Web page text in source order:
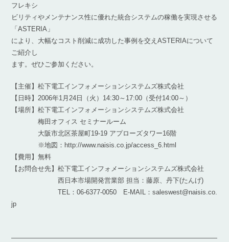
フレキシ
ビリティやメンテナンス性に優れた統合システムの稼働を実現させる
「ASTERIA」
により、大幅なコスト削減に成功した事例を交えASTERIAについて
ご紹介し
ます。ぜひご参加ください。
【主催】松下電工インフォメーションシステムズ株式会社
【日時】2006年1月24日（火）14:30～17:00（受付14:00～）
【場所】松下電工インフォメーションシステムズ株式会社
梅田オフィス セミナールーム
大阪市北区茶屋町19-19 アプローズタワー16階
※地図：http://www.naisis.co.jp/access_6.html
【費用】無料
【お問合せ先】松下電工インフォメーションシステムズ株式会社
西日本市場開発営業部 担当：藤原、丹下(たんげ)
TEL：06-6377-0050 E-MAIL：saleswest@naisis.co.
jp
―――――――――――――――――――――――――――――――